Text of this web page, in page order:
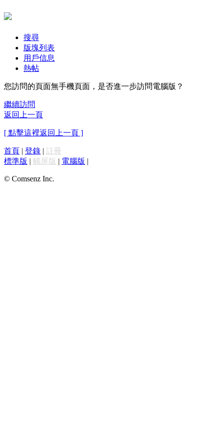
搜尋
版塊列表
用戶信息
熱帖
您訪問的頁面無手機頁面，是否進一步訪問電腦版？
繼續訪問
返回上一頁
[ 點擊這裡返回上一頁 ]
首頁 | 登錄 | 註冊
標準版 | 觸屏版 | 電腦版 |
© Comsenz Inc.